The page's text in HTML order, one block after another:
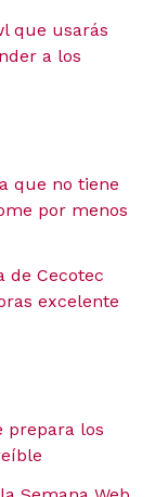
que usarás
a los
que no tiene
por menos
de Cecotec
excelente
prepara los